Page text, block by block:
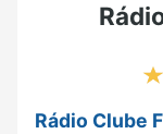
Rádio Clube